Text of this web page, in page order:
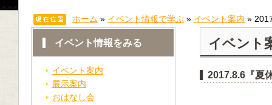
ホーム » イベント情報で学ぶ » イベント案内 »
イベント情報をみる
イベント案内
展示案内
おはなし会
イベント
2017.8.6『夏